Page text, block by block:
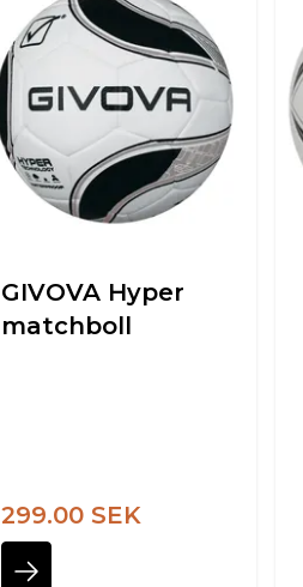
GIVOVA Hyper
matchboll
299.00 SEK